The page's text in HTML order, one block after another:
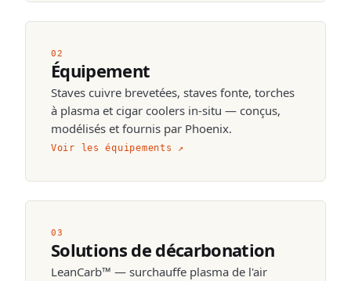
02
Équipement
Staves cuivre brevetées, staves fonte, torches
à plasma et cigar coolers in-situ — conçus,
modélisés et fournis par Phoenix.
Voir les équipements ↗
03
Solutions de décarbonation
LeanCarb™ — surchauffe plasma de l'air